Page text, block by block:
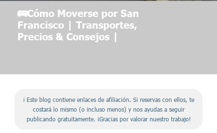
🚌Cómo Moverse por San
Francisco | Transportes,
Precios & Consejos |
ℹ️ Este blog contiene enlaces de afiliación. Si reservas con ellos, te
costará lo mismo (o incluso menos) y nos ayudas a seguir
publicando gratuitamente. ¡Gracias por valorar nuestro trabajo!